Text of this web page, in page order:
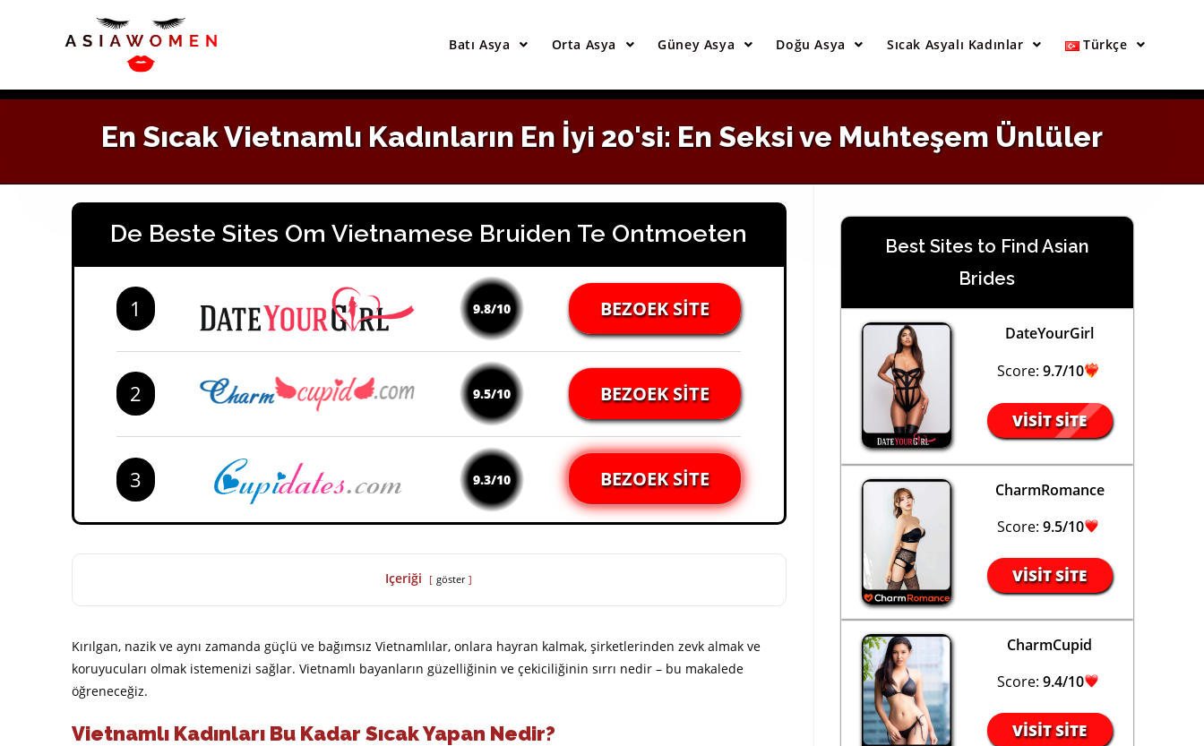
Batı Asya Orta Asya Güney Asya Doğu Asya Sıcak Asyalı Kadınlar Türkçe
En Sıcak Vietnamlı Kadınların En İyi 20'si: En Seksi ve Muhteşem Ünlüler
De Beste Sites Om Vietnamese Bruiden Te Ontmoeten
1 9.8/10 BEZOEK SITE
2 9.5/10 BEZOEK SITE
3 9.3/10 BEZOEK SITE
Içeriği göster
Kırılgan, nazik ve aynı zamanda güçlü ve bağımsız Vietnamlılar, onlara hayran kalmak, şirketlerinden zevk almak ve
koruyucuları olmak istemenizi sağlar. Vietnamlı bayanların güzelliğinin ve çekiciliğinin sırrı nedir – bu makalede
öğreneceğiz.
Vietnamlı Kadınları Bu Kadar Sıcak Yapan Nedir?
Best Sites to Find Asian
Brides
DateYourGirl
Score: 9.7/10
VISIT SITE
CharmRomance
Score: 9.5/10
VISIT SITE
CharmCupid
Score: 9.4/10
VISIT SITE